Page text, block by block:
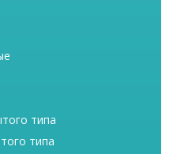
типа
типа